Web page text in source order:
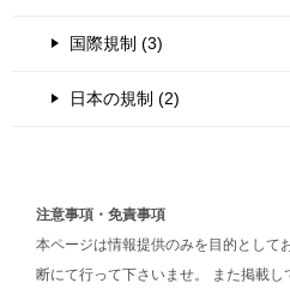
国際規制 (3)
日本の規制 (2)
注意事項・免責事項
本ページは情報提供のみを目的として
断にて行って下さいませ。 また掲載